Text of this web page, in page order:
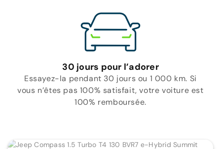
30 jours pour l’adorer
Essayez-la pendant 30 jours ou 1 000 km. Si
vous n’êtes pas 100% satisfait, votre voiture est
100% remboursée.